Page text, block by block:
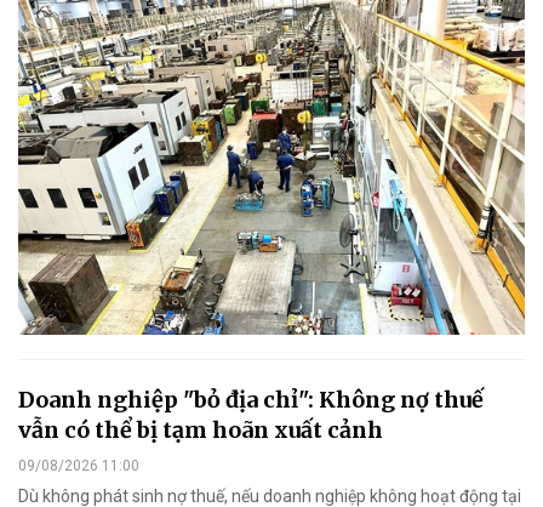
Doanh nghiệp "bỏ địa chỉ": Không nợ thuế
vẫn có thể bị tạm hoãn xuất cảnh
09/08/2026 11:00
Dù không phát sinh nợ thuế, nếu doanh nghiệp không hoạt động tại